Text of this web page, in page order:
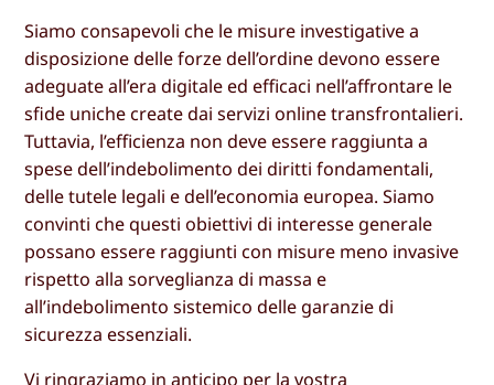
Siamo consapevoli che le misure investigative a
disposizione delle forze dell’ordine devono essere
adeguate all’era digitale ed efficaci nell’affrontare le
sfide uniche create dai servizi online transfrontalieri.
Tuttavia, l’efficienza non deve essere raggiunta a
spese dell’indebolimento dei diritti fondamentali,
delle tutele legali e dell’economia europea. Siamo
convinti che questi obiettivi di interesse generale
possano essere raggiunti con misure meno invasive
rispetto alla sorveglianza di massa e
all’indebolimento sistemico delle garanzie di
sicurezza essenziali.
Vi ringraziamo in anticipo per la vostra